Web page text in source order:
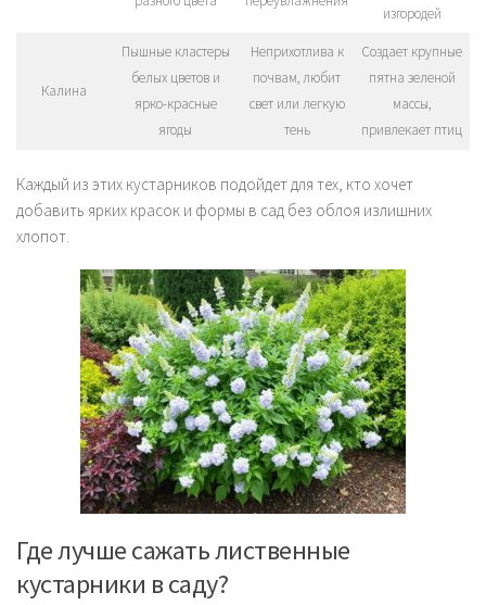
изгородей
Калина
Пышные кластеры
белых цветов и
ярко-красные
ягоды
Неприхотлива к
почвам, любит
свет или легкую
тень
Создает крупные
пятна зеленой
массы,
привлекает птиц
Каждый из этих кустарников подойдет для тех, кто хочет
добавить ярких красок и формы в сад без облоя излишних
хлопот.
Где лучше сажать лиственные
кустарники в саду?